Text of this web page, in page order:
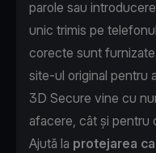
parole sau
unic trimis pe
corecte sunt
site-ul original pentru
3D Secure vine cu
afacere, cât și pentru
Ajută la protejarea